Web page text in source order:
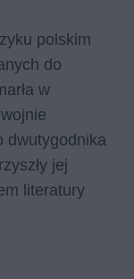
polskim
do
w
dwutygodnika
jej
literatury